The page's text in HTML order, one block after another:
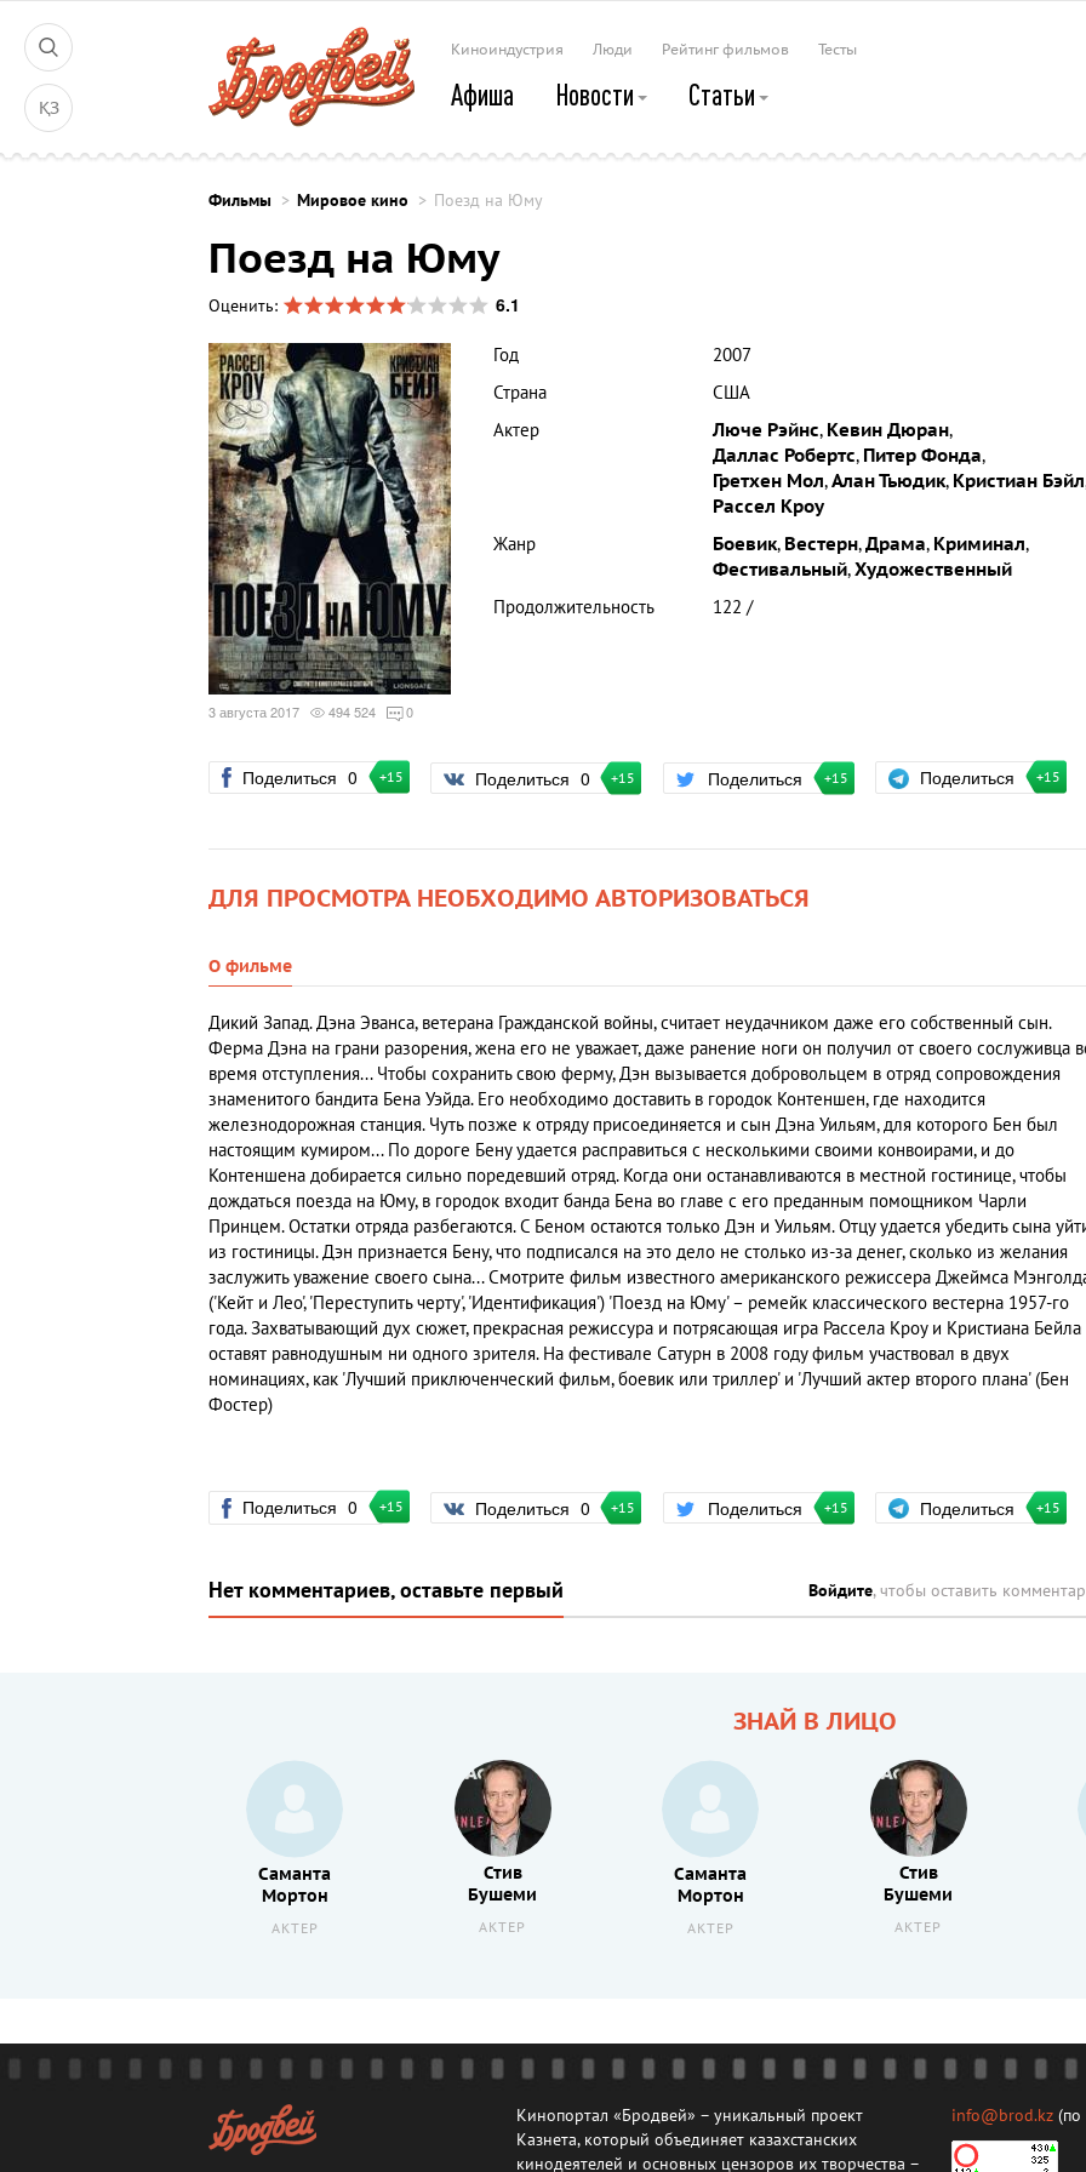
ҚЗ
Киноиндустрия Люди Рейтинг фильмов Тесты
Афиша Новости Статьи
Фильмы Мировое кино Поезд на Юму
Поезд на Юму
Оценить: 6.1
3 августа 2017 494 524 0
Год
2007
Страна
США
Актер
Люче Рэйнс, Кевин Дюран,
Даллас Робертс, Питер Фонда,
Гретхен Мол,Алан Тьюдик, Кристиан Бэйл,
Рассел Кроу
Жанр
Боевик, Вестерн,Драма, Криминал,
Фестивальный,Художественный
Продолжительность
122 /
Поделиться 0 +15 Поделиться 0 +15 Поделиться +15 Поделиться +15
ДЛЯ ПРОСМОТРА НЕОБХОДИМО АВТОРИЗОВАТЬСЯ
О фильме
Дикий Запад. Дэна Эванса, ветерана Гражданской войны, считает неудачником даже его собственный сын.
Ферма Дэна на грани разорения, жена его не уважает, даже ранение ноги он получил от своего сослуживца
время отступления... Чтобы сохранить свою ферму, Дэн вызывается добровольцем в отряд сопровождения
знаменитого бандита Бена Уэйда. Его необходимо доставить в городок Контеншен, где находится
железнодорожная станция. Чуть позже к отряду присоединяется и сын Дэна Уильям, для которого Бен был
настоящим кумиром... По дороге Бену удается расправиться с несколькими своими конвоирами, и до
Контеншена добирается сильно поредевший отряд. Когда они останавливаются в местной гостинице, чтобы
дождаться поезда на Юму, в городок входит банда Бена во главе с его преданным помощником Чарли
Принцем. Остатки отряда разбегаются. С Беном остаются только Дэн и Уильям. Отцу удается убедить сына
из гостиницы. Дэн признается Бену, что подписался на это дело не столько из-за денег, сколько из желания
заслужить уважение своего сына... Смотрите фильм известного американского режиссера Джеймса
('Кейт и Лео', 'Переступить черту', 'Идентификация') 'Поезд на Юму' – ремейк классического вестерна 1957-го
года. Захватывающий дух сюжет, прекрасная режиссура и потрясающая игра Рассела Кроу и Кристиана Бейла
оставят равнодушным ни одного зрителя. На фестивале Сатурн в 2008 году фильм участвовал в двух
номинациях, как 'Лучший приключенческий фильм, боевик или триллер' и 'Лучший актер второго плана' (Бен
Фостер)
Поделиться 0 +15 Поделиться 0 +15 Поделиться +15 Поделиться +15
Нет комментариев, оставьте первый Войдите, чтобы оставить
ЗНАЙ В ЛИЦО
Саманта
Мортон
АКТЕР
Стив
Бушеми
АКТЕР
Саманта
Мортон
АКТЕР
Стив
Бушеми
АКТЕР
Кинопортал «Бродвей» – уникальный проект
Казнета, который объединяет казахстанских
кинодеятелей и основных цензоров их творчества –
info@brod.kz (по